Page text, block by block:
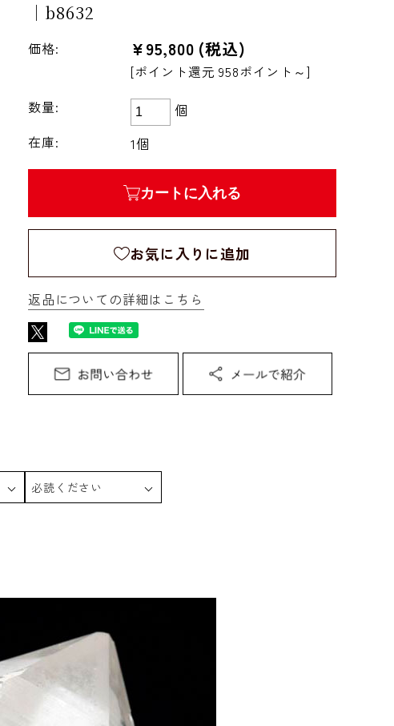
｜b8632
価格: ¥95,800 (税込)
[ポイント還元 958ポイント～]
数量:
個
在庫:
1個
カートに入れる
お気に入りに追加
返品についての詳細はこちら
必読ください